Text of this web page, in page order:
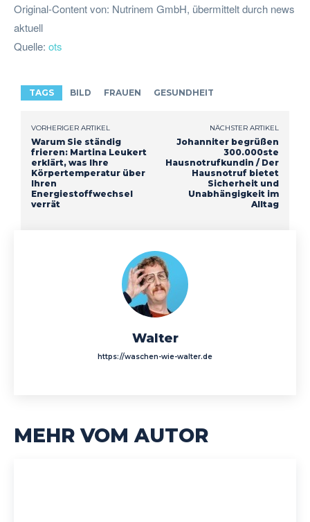
Original-Content von: Nutrinem GmbH, übermittelt durch news
aktuell
Quelle: ots
TAGS BILD FRAUEN GESUNDHEIT
VORHERIGER ARTIKEL
Warum Sie ständig
frieren: Martina Leukert
erklärt, was Ihre
Körpertemperatur über
Ihren
Energiestoffwechsel
verrät
NÄCHSTER ARTIKEL
Johanniter begrüßen
300.000ste
Hausnotrufkundin / Der
Hausnotruf bietet
Sicherheit und
Unabhängigkeit im
Alltag
Walter
https://waschen-wie-walter.de
MEHR VOM AUTOR